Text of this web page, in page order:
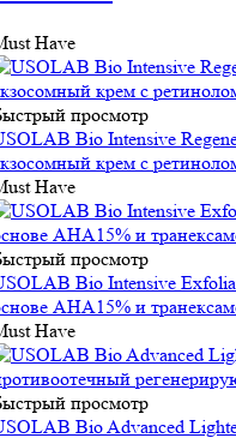
Have
просмотр
Bio Intensive
крем с
Have
просмотр
Bio Intensive
АНА15% и
Have
просмотр
Bio Advanced